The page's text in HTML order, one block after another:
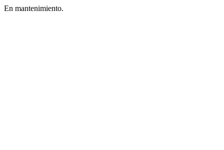
En mantenimiento.